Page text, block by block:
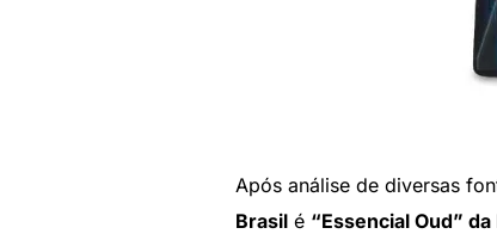
Após análise de diversas
Brasil é “Essencial Oud”